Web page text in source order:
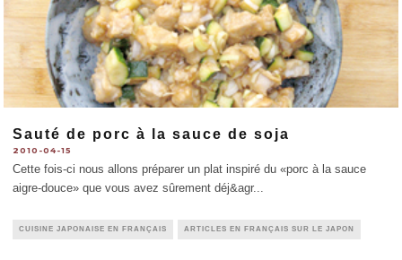
Sauté de porc à la sauce de soja
2010-04-15
Cette fois-ci nous allons préparer un plat inspiré du «porc à la sauce
aigre-douce» que vous avez sûrement déj&agr...
CUISINE JAPONAISE EN FRANÇAIS ARTICLES EN FRANÇAIS SUR LE JAPON